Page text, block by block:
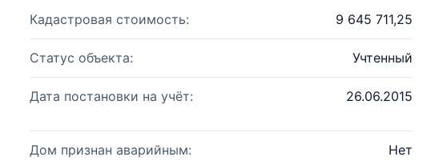
Кадастровая стоимость: 9 645 711,25
Статус объекта: Учтенный
Дата постановки на учёт: 26.06.2015
Дом признан аварийным: Нет